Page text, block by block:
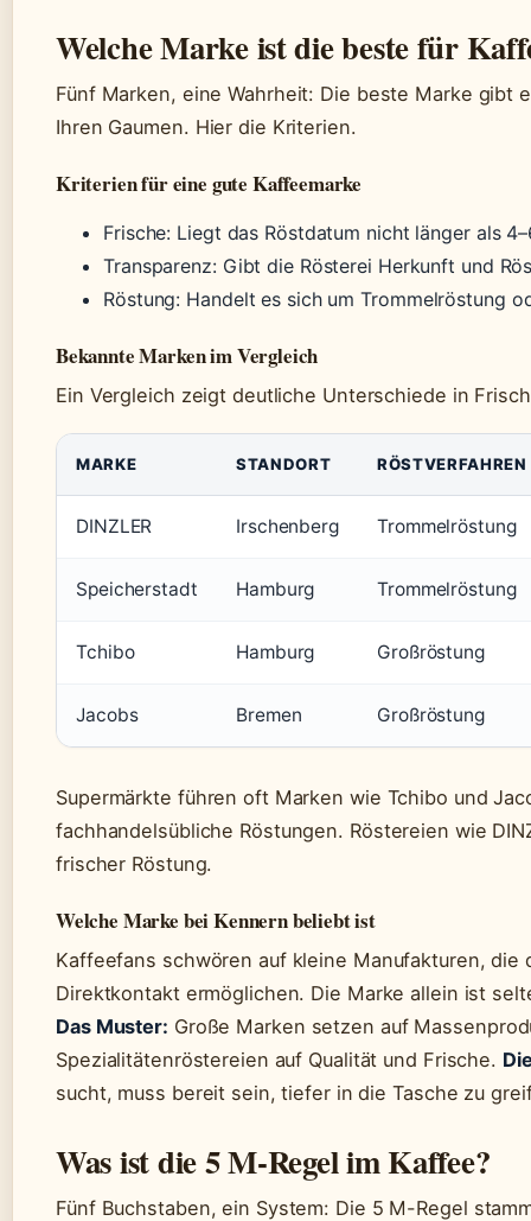
Welche Marke ist die beste für
Fünf Marken, eine Wahrheit: Die beste Marke gibt
Ihren Gaumen. Hier die Kriterien.
Kriterien für eine gute Kaffeemarke
Frische: Liegt das Röstdatum nicht länger als
Transparenz: Gibt die Rösterei Herkunft und
Röstung: Handelt es sich um Trommelröstung
Bekannte Marken im Vergleich
Ein Vergleich zeigt deutliche Unterschiede in
MARKE STANDORT RÖSTVERFAHREN
DINZLER Irschenberg Trommelröstung
Speicherstadt Hamburg Trommelröstung
Tchibo Hamburg Großröstung
Jacobs Bremen Großröstung
Supermärkte führen oft Marken wie Tchibo und
fachhandelsübliche Röstungen. Röstereien wie
frischer Röstung.
Welche Marke bei Kennern beliebt ist
Kaffeefans schwören auf kleine Manufakturen, die
Direktkontakt ermöglichen. Die Marke allein ist
Das Muster: Große Marken setzen auf
Spezialitätenröstereien auf Qualität und Frische.
sucht, muss bereit sein, tiefer in die Tasche zu
Was ist die 5 M-Regel im Kaffee?
Fünf Buchstaben, ein System: Die 5 M-Regel